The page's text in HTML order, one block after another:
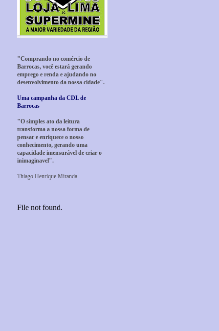
"Comprando no comércio de
Barrocas, você estará gerando
emprego e renda e ajudando no
desenvolvimento da nossa cidade".
Uma campanha da CDL de
Barrocas
"O simples ato da leitura
transforma a nossa forma de
pensar e enriquece o nosso
conhecimento, gerando uma
capacidade imensurável de criar o
inimaginavel".
Thiago Henrique Miranda